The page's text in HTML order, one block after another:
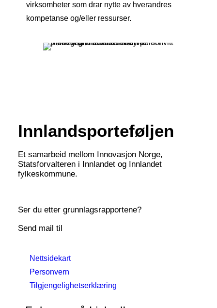
virksomheter som drar nytte av hverandres
kompetanse og/eller ressurser.
Innlandsporteføljen
Et samarbeid mellom Innovasjon Norge,
Statsforvalteren i Innlandet og Innlandet
fylkeskommune.
Ser du etter grunnlagsrapportene?
Send mail til
Nettsidekart
Personvern
Tilgjengelighetserklæring